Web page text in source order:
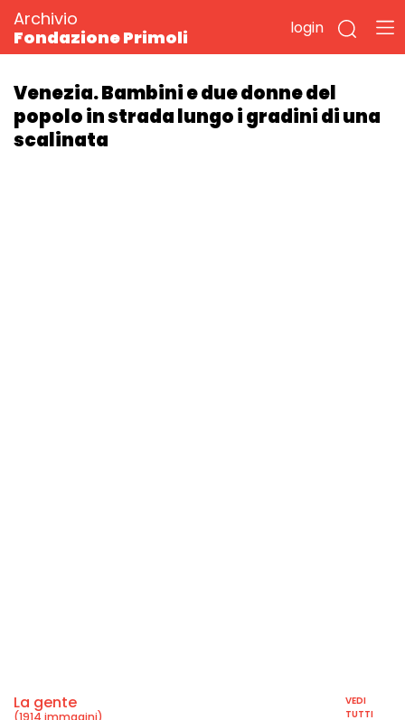
Archivio
Fondazione Primoli
login
Venezia. Bambini e due donne del
popolo in strada lungo i gradini di una
scalinata
La gente
(1914 immagini)
VEDI
TUTTI